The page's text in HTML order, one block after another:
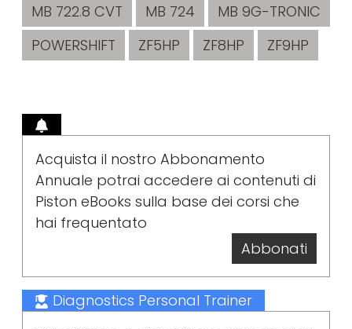
MB 722.8 CVT
MB 724
MB 9G-TRONIC
POWERSHIFT
ZF5HP ZF8HP ZF9HP
Acquista il nostro Abbonamento
Annuale potrai accedere ai contenuti di
Piston eBooks sulla base dei corsi che
hai frequentato
Abbonati
Diagnostics Personal Trainer